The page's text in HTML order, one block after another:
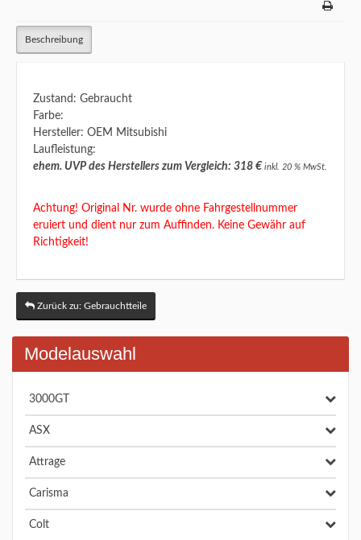
Beschreibung
Zustand: Gebraucht
Farbe:
Hersteller: OEM Mitsubishi
Laufleistung:
ehem. UVP des Herstellers zum Vergleich: 318 € inkl. 20 % MwSt.
Achtung! Original Nr. wurde ohne Fahrgestellnummer
eruiert und dient nur zum Auffinden. Keine Gewähr auf
Richtigkeit!
Zurück zu: Gebrauchtteile
Modelauswahl
3000GT
ASX
Attrage
Carisma
Colt